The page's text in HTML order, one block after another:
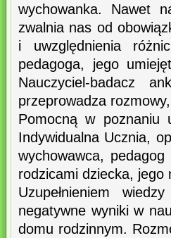
wychowanka. Nawet
zwalnia nas od
i uwzględnienia
pedagoga, jego
Nauczyciel-badacz
przeprowadza
Pomocną w
Indywidualna Ucznia,
wychowawca,
rodzicami dziecka, jego
Uzupełnieniem
negatywne wyniki w
domu rodzinnym.